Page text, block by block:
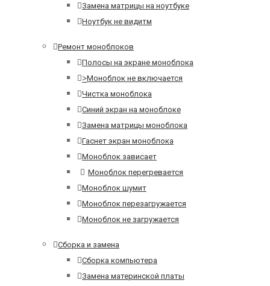
Замена матрицы на ноутбуке
Ноутбук не видитм
Ремонт моноблоков
Полосы на экране моноблока
>Моноблок не включается
Чистка моноблока
Синий экран на моноблоке
Замена матрицы моноблока
Гаснет экран моноблока
Моноблок зависает
Моноблок перегревается
Моноблок шумит
Моноблок перезагружается
Моноблок не загружается
Сборка и замена
Сборка компьютера
Замена материнской платы